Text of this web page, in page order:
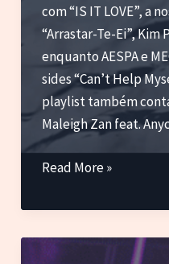
com “IS IT LOVE”, a
“Arrastar-Te-Ei”,
enquanto AESPA e
sides “Can’t Help
playlist também
Maleigh Zan feat.
I-
Tyla,
Kim
Petras,
Read More »